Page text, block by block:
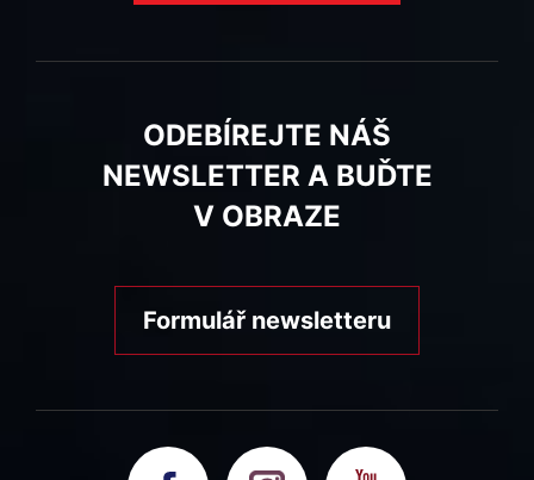
ODEBÍREJTE NÁŠ
NEWSLETTER A BUĎTE
V OBRAZE
Formulář newsletteru